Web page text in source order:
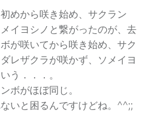
めから咲き始め、サクラン
イヨシノと繋がったのが、去
が咲いてから咲き始め、サク
レザクラが咲かず、ソメイヨ
う．．．。
ボがほぼ同じ。
いと困るんですけどね。^^;;